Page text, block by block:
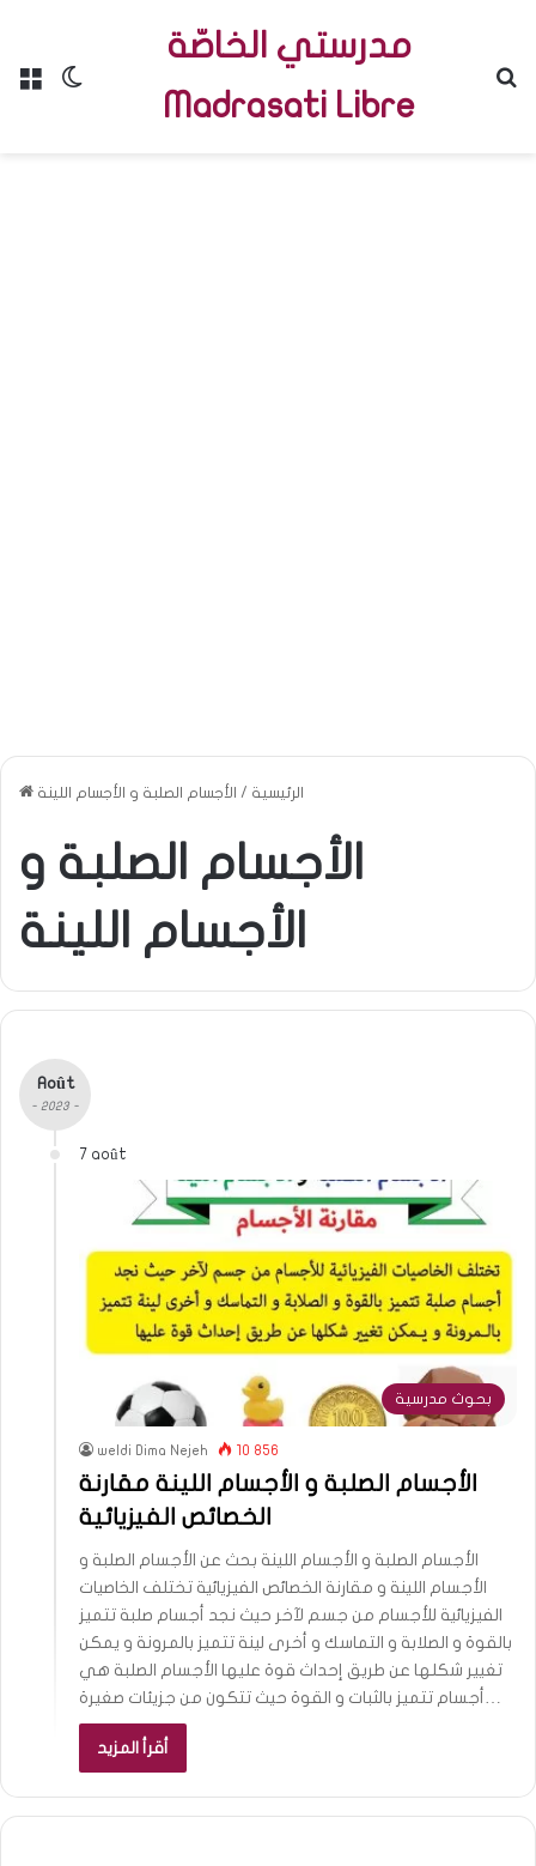
Menu
مدرستي الخاصّة
Madrasati Libre
الرئيسية / الأجسام الصلبة و الأجسام اللينة
الأجسام الصلبة و
الأجسام اللينة
Août
- 2023 -
7 août
بحوث مدرسية
weldi Dima Nejeh 10 856
الأجسام الصلبة و الأجسام اللينة مقارنة
الخصائص الفيزيائية
الأجسام الصلبة و الأجسام اللينة بحث عن الأجسام الصلبة و
الأجسام اللينة و مقارنة الخصائص الفيزيائية تختلف الخاصيات
الفيزيائية للأجسام من جسم لآخر حيث نجد أجسام صلبة تتميز
بالقوة و الصلابة و التماسك و أخرى لينة تتميز بالمرونة و يمكن
تغيير شكلها عن طريق إحداث قوة عليها الأجسام الصلبة هي
أجسام تتميز بالثبات و القوة حيث تتكون من جزيئات صغيرة…
أقرأ المزيد